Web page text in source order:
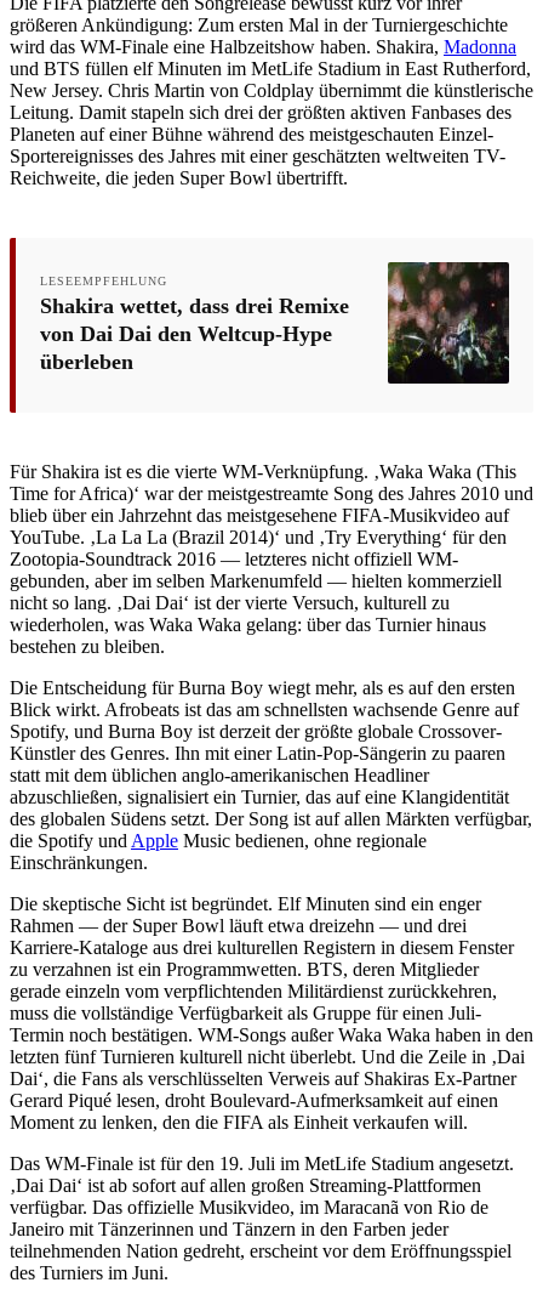
größeren Ankündigung: Zum ersten Mal in der Turniergeschichte
wird das WM-Finale eine Halbzeitshow haben. Shakira, Madonna
und BTS füllen elf Minuten im MetLife Stadium in East Rutherford,
New Jersey. Chris Martin von Coldplay übernimmt die künstlerische
Leitung. Damit stapeln sich drei der größten aktiven Fanbases des
Planeten auf einer Bühne während des meistgeschauten Einzel-
Sportereignisses des Jahres mit einer geschätzten weltweiten TV-
Reichweite, die jeden Super Bowl übertrifft.
LESEEMPFEHLUNG
Shakira wettet, dass drei Remixe
von Dai Dai den Weltcup-Hype
überleben
Für Shakira ist es die vierte WM-Verknüpfung. ‚Waka Waka (This
Time for Africa)‘ war der meistgestreamte Song des Jahres 2010 und
blieb über ein Jahrzehnt das meistgesehene FIFA-Musikvideo auf
YouTube. ‚La La La (Brazil 2014)‘ und ‚Try Everything‘ für den
Zootopia-Soundtrack 2016 — letzteres nicht offiziell WM-
gebunden, aber im selben Markenumfeld — hielten kommerziell
nicht so lang. ‚Dai Dai‘ ist der vierte Versuch, kulturell zu
wiederholen, was Waka Waka gelang: über das Turnier hinaus
bestehen zu bleiben.
Die Entscheidung für Burna Boy wiegt mehr, als es auf den ersten
Blick wirkt. Afrobeats ist das am schnellsten wachsende Genre auf
Spotify, und Burna Boy ist derzeit der größte globale Crossover-
Künstler des Genres. Ihn mit einer Latin-Pop-Sängerin zu paaren
statt mit dem üblichen anglo-amerikanischen Headliner
abzuschließen, signalisiert ein Turnier, das auf eine Klangidentität
des globalen Südens setzt. Der Song ist auf allen Märkten verfügbar,
die Spotify und Apple Music bedienen, ohne regionale
Einschränkungen.
Die skeptische Sicht ist begründet. Elf Minuten sind ein enger
Rahmen — der Super Bowl läuft etwa dreizehn — und drei
Karriere-Kataloge aus drei kulturellen Registern in diesem Fenster
zu verzahnen ist ein Programmwetten. BTS, deren Mitglieder
gerade einzeln vom verpflichtenden Militärdienst zurückkehren,
muss die vollständige Verfügbarkeit als Gruppe für einen Juli-
Termin noch bestätigen. WM-Songs außer Waka Waka haben in den
letzten fünf Turnieren kulturell nicht überlebt. Und die Zeile in ‚Dai
Dai‘, die Fans als verschlüsselten Verweis auf Shakiras Ex-Partner
Gerard Piqué lesen, droht Boulevard-Aufmerksamkeit auf einen
Moment zu lenken, den die FIFA als Einheit verkaufen will.
Das WM-Finale ist für den 19. Juli im MetLife Stadium angesetzt.
‚Dai Dai‘ ist ab sofort auf allen großen Streaming-Plattformen
verfügbar. Das offizielle Musikvideo, im Maracanã von Rio de
Janeiro mit Tänzerinnen und Tänzern in den Farben jeder
teilnehmenden Nation gedreht, erscheint vor dem Eröffnungsspiel
des Turniers im Juni.